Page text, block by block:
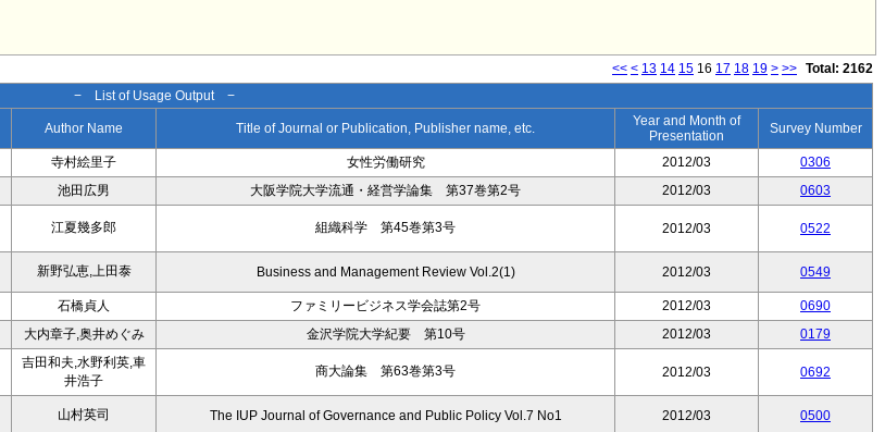
<< < 13 14 15 16 17 18 19 > >> Total: 2162
− List of Usage Output −
Author Name Title of Journal or Publication, Publisher name, etc.
Year and Month of
Presentation
Survey Number
寺村絵里子 女性労働研究 2012/03
0306
池田広男 大阪学院大学流通・経営学論集 第37巻第2号 2012/03
0603
江夏幾多郎 組織科学 第45巻第3号 2012/03 0522
新野弘恵,上田泰 Business and Management Review Vol.2(1) 2012/03 0549
石橋貞人 ファミリービジネス学会誌第2号 2012/03
0690
大内章子,奥井めぐみ 金沢学院大学紀要 第10号 2012/03 0179
吉田和夫,水野利英,車
井浩子
商大論集 第63巻第3号 2012/03 0692
山村英司 The IUP Journal of Governance and Public Policy Vol.7 No1 2012/03 0500